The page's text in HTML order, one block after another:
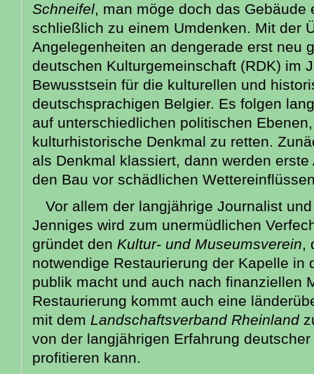
Schneifel, man möge doch das Gebäude
schließlich zu einem Umdenken. Mit der
Angelegenheiten an dengerade erst neu
deutschen Kulturgemeinschaft (RDK) im
Bewusstsein für die kulturellen und
deutschsprachigen Belgier. Es folgen
auf unterschiedlichen politischen
kulturhistorische Denkmal zu retten.
als Denkmal klassiert, dann werden
den Bau vor schädlichen
Vor allem der langjährige Journalist
Jenniges wird zum unermüdlichen
gründet den Kultur- und Museumsverein,
notwendige Restaurierung der Kapelle in
publik macht und auch nach finanziellen
Restaurierung kommt auch eine
mit dem Landschaftsverband Rheinland
von der langjährigen Erfahrung
profitieren kann.